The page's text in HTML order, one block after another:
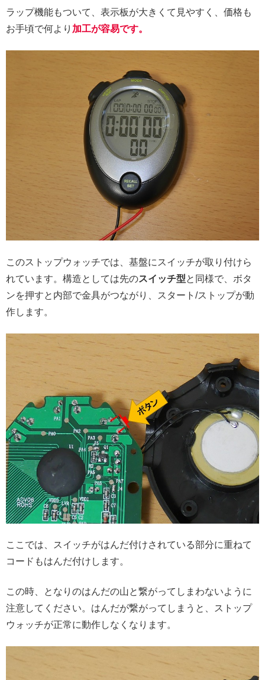
ラップ機能もついて、表示板が大きくて見やすく、価格も
お手頃で何より 加工が容易です。
このストップウォッチでは、基盤にスイッチが取り付けら
れています。構造としては先のスイッチ型と同様で、ボタ
ンを押すと内部で金具がつながり、スタート/ストップが動
作します。
ここでは、スイッチがはんだ付けされている部分に重ねて
コードもはんだ付けします。
この時、となりのはんだの山と繋がってしまわないように
注意してください。はんだが繋がってしまうと、ストップ
ウォッチが正常に動作しなくなります。